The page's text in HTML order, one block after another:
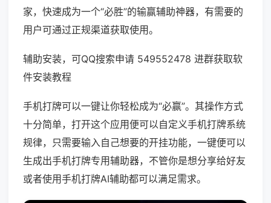
家，快速成为一个“必胜”的输赢辅助神器，有需要的
用户可通过正规渠道获取使用。
辅助安装，可QQ搜索申请 549552478 进群获取软
件安装教程
手机打牌可以一键让你轻松成为“必赢”。其操作方式
十分简单，打开这个应用便可以自定义手机打牌系统
规律，只需要输入自己想要的开挂功能，一键便可以
生成出手机打牌专用辅助器，不管你是想分享给好友
或者使用手机打牌AI辅助都可以满足需求。